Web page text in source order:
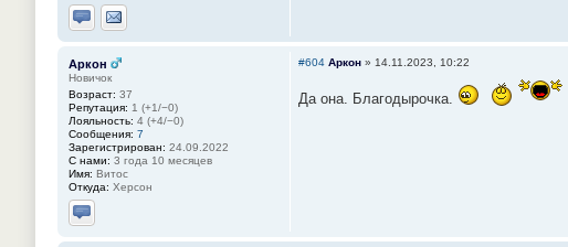
Отправить личное сообщение
Отправить email
Аркон
Новичок
Возраст: 37
Репутация: 1 (+1/−0)
Лояльность: 4 (+4/−0)
Сообщения: 7
Зарегистрирован: 24.09.2022
С нами: 3 года 10 месяцев
Имя: Витос
Откуда: Херсон
Отправить личное сообщение
#604 Аркон » 14.11.2023, 10:22
Да она. Благодырочка.